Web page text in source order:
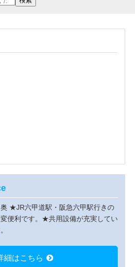
★JR六甲道駅・阪急六甲駅行きの
便利です。★共用設備が充実してい
細はこちら